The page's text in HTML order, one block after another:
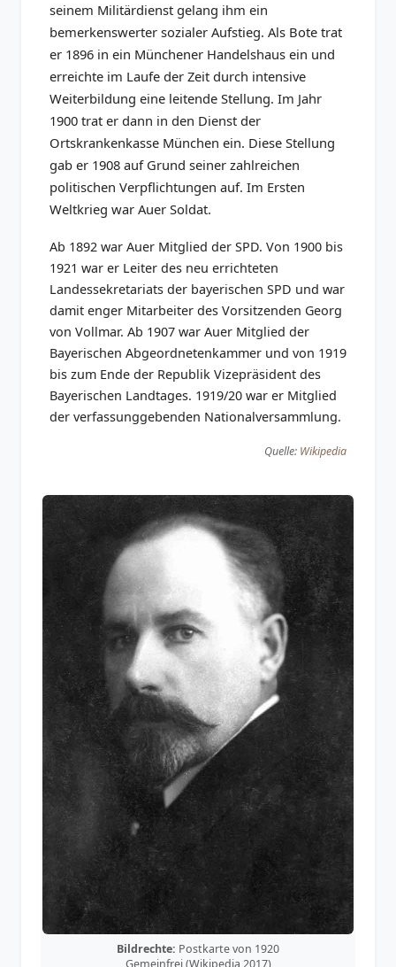
seinem Militärdienst gelang ihm ein
bemerkenswerter sozialer Aufstieg. Als Bote trat
er 1896 in ein Münchener Handelshaus ein und
erreichte im Laufe der Zeit durch intensive
Weiterbildung eine leitende Stellung. Im Jahr
1900 trat er dann in den Dienst der
Ortskrankenkasse München ein. Diese Stellung
gab er 1908 auf Grund seiner zahlreichen
politischen Verpflichtungen auf. Im Ersten
Weltkrieg war Auer Soldat.
Ab 1892 war Auer Mitglied der SPD. Von 1900 bis
1921 war er Leiter des neu errichteten
Landessekretariats der bayerischen SPD und war
damit enger Mitarbeiter des Vorsitzenden Georg
von Vollmar. Ab 1907 war Auer Mitglied der
Bayerischen Abgeordnetenkammer und von 1919
bis zum Ende der Republik Vizepräsident des
Bayerischen Landtages. 1919/20 war er Mitglied
der verfassunggebenden Nationalversammlung.
Quelle: Wikipedia
Bildrechte: Postkarte von 1920